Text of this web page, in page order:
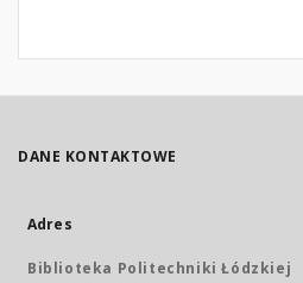
DANE KONTAKTOWE
Adres
Biblioteka Politechniki Łódzkiej